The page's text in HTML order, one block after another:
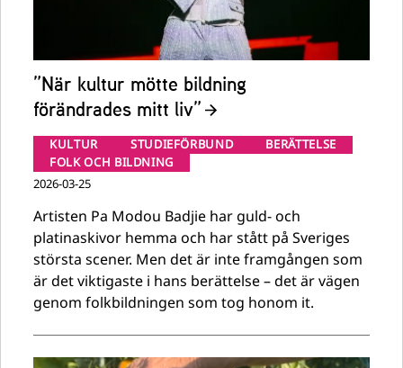
”När kultur mötte bildning
förändrades mitt liv”
KULTUR STUDIEFÖRBUND
BERÄTTELSE
FOLK OCH BILDNING
2026-03-25
Artisten Pa Modou Badjie har guld- och
platinaskivor hemma och har stått på Sveriges
största scener. Men det är inte framgången som
är det viktigaste i hans berättelse – det är vägen
genom folkbildningen som tog honom it.